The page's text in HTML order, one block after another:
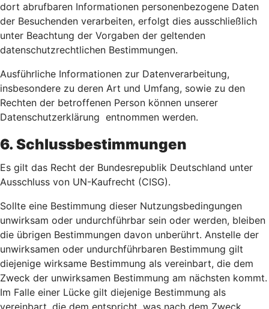
dort abrufbaren Informationen personenbezogene Daten
der Besuchenden verarbeiten, erfolgt dies ausschließlich
unter Beachtung der Vorgaben der geltenden
datenschutzrechtlichen Bestimmungen.
Ausführliche Informationen zur Datenverarbeitung,
insbesondere zu deren Art und Umfang, sowie zu den
Rechten der betroffenen Person können unserer
Datenschutzerklärung entnommen werden.
6. Schlussbestimmungen
Es gilt das Recht der Bundesrepublik Deutschland unter
Ausschluss von UN-Kaufrecht (CISG).
Sollte eine Bestimmung dieser Nutzungsbedingungen
unwirksam oder undurchführbar sein oder werden, bleiben
die übrigen Bestimmungen davon unberührt. Anstelle der
unwirksamen oder undurchführbaren Bestimmung gilt
diejenige wirksame Bestimmung als vereinbart, die dem
Zweck der unwirksamen Bestimmung am nächsten kommt.
Im Falle einer Lücke gilt diejenige Bestimmung als
vereinbart, die dem entspricht, was nach dem Zweck